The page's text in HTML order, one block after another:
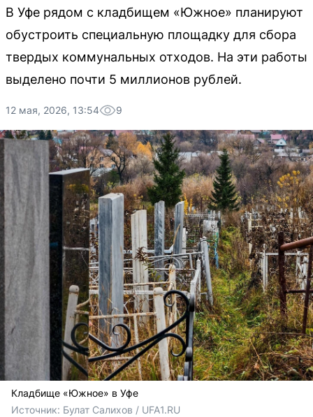
В Уфе рядом с кладбищем «Южное» планируют
обустроить специальную площадку для сбора
твердых коммунальных отходов. На эти работы
выделено почти 5 миллионов рублей.
12 мая, 2026, 13:54 9
Кладбище «Южное» в Уфе
Источник: Булат Салихов / UFA1.RU